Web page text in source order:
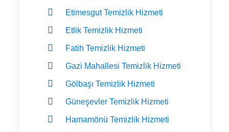
Etimesgut Temizlik Hizmeti
Etlik Temizlik Hizmeti
Fatih Temizlik Hizmeti
Gazi Mahallesi Temizlik Hizmeti
Gölbaşı Temizlik Hizmeti
Güneşevler Temizlik Hizmeti
Hamamönü Temizlik Hizmeti